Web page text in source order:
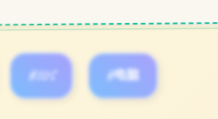
#IOS #电脑